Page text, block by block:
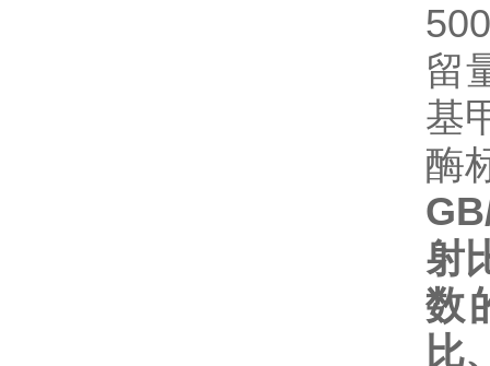
留
基
酶
射
数
比